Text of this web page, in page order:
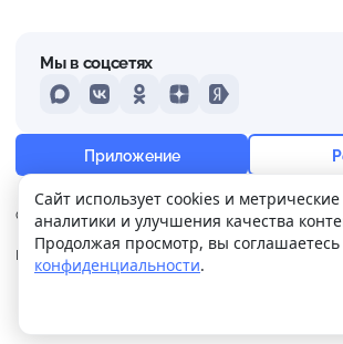
+17° Ощущается как +17
23 м/с 758 мм
О нас Контакты
Реклама
Политика
конфиденциальности
Мы в соцсетях
MAXVKontakteOdnoklassniki
DzenYandex
Приложение
. Поддержка
Сайт использует cookies и
аналитики и улучшения качества
Продолжая просмотр, вы соглашаетесь
конфиденциальности.